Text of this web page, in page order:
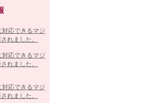
応できるマジ
れました。
応できるマジ
れました。
応できるマジ
れました。